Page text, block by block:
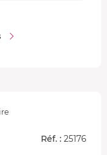
transpondeur,
Réf. : 25176